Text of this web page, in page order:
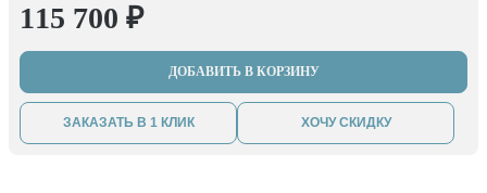
115 700 ₽
ДОБАВИТЬ В КОРЗИНУ
ЗАКАЗАТЬ В 1 КЛИК ХОЧУ СКИДКУ